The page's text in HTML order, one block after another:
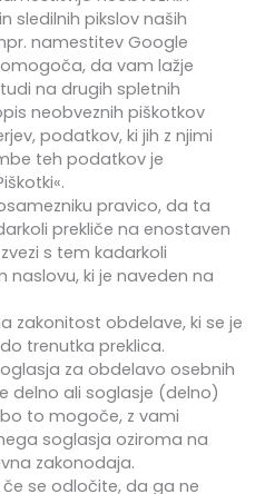
sledilnih pikslov naših
namestitev Google
da vam lažje
na drugih spletnih
neobveznih piškotkov
podatkov, ki jih z njimi
teh podatkov je
pravico, da ta
prekliče na enostaven
s tem kadarkoli
naslovu, ki je naveden na
zakonitost obdelave, ki se je
trenutka preklica.
za obdelavo osebnih
delno ali soglasje (delno)
to mogoče, z vami
soglasja oziroma na
zakonodaja.
se odločite, da ga ne